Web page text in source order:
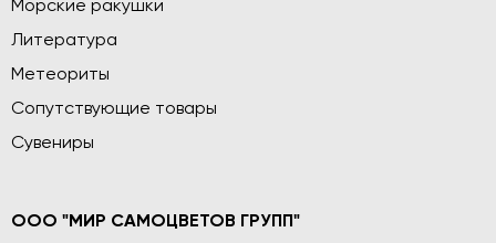
Морские ракушки
Литература
Метеориты
Сопутствующие товары
Сувениры
ООО "МИР САМОЦВЕТОВ ГРУПП"